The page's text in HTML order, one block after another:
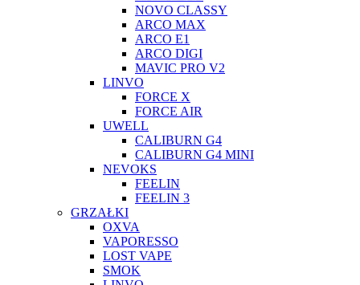
NOVO CLASSY
ARCO MAX
ARCO E1
ARCO DIGI
MAVIC PRO V2
LINVO
FORCE X
FORCE AIR
UWELL
CALIBURN G4
CALIBURN G4 MINI
NEVOKS
FEELIN
FEELIN 3
GRZAŁKI
OXVA
VAPORESSO
LOST VAPE
SMOK